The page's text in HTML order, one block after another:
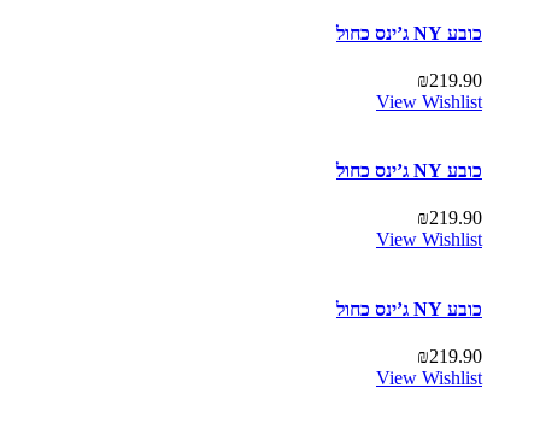
כובע NY ג’ינס כחול
₪219.90
View Wishlist
כובע NY ג’ינס כחול
₪219.90
View Wishlist
כובע NY ג’ינס כחול
₪219.90
View Wishlist